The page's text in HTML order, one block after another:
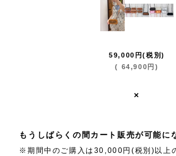
59,000 円(税別)
( 64,900 円 )
×
もうしばらくの間カート販売が可能に
※期間中のご購入は30,000円(税別)以上